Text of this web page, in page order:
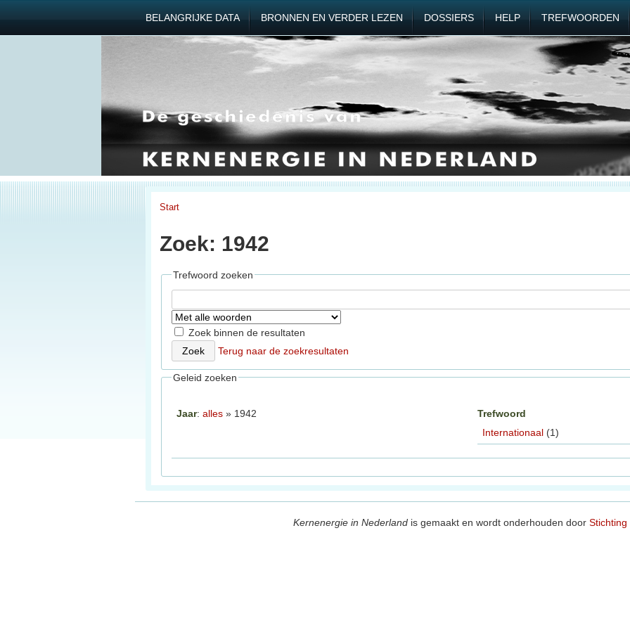
BELANGRIJKE DATA BRONNEN EN VERDER LEZEN DOSSIERS HELP TREFWOORDEN
Start
Zoek: 1942
Trefwoord zoeken
Zoek binnen de resultaten
Terug naar de zoekresultaten
Geleid zoeken
Jaar: alles » 1942
Trefwoord
Internationaal (1)
Kernenergie in Nederland is gemaakt en wordt onderhouden door Stichting